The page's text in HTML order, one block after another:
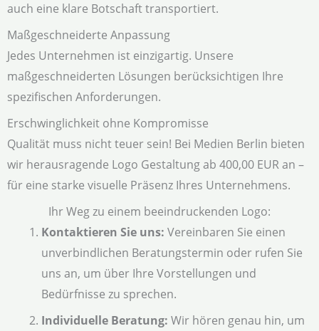
auch eine klare Botschaft transportiert.
Maßgeschneiderte Anpassung
Jedes Unternehmen ist einzigartig. Unsere
maßgeschneiderten Lösungen berücksichtigen Ihre
spezifischen Anforderungen.
Erschwinglichkeit ohne Kompromisse
Qualität muss nicht teuer sein! Bei Medien Berlin bieten
wir herausragende Logo Gestaltung ab 400,00 EUR an –
für eine starke visuelle Präsenz Ihres Unternehmens.
Ihr Weg zu einem beeindruckenden Logo:
Kontaktieren Sie uns: Vereinbaren Sie einen
unverbindlichen Beratungstermin oder rufen Sie
uns an, um über Ihre Vorstellungen und
Bedürfnisse zu sprechen.
Individuelle Beratung: Wir hören genau hin, um